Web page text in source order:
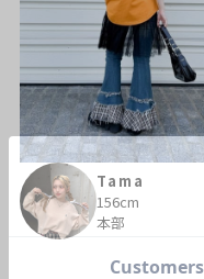
Tama
156cm
本部